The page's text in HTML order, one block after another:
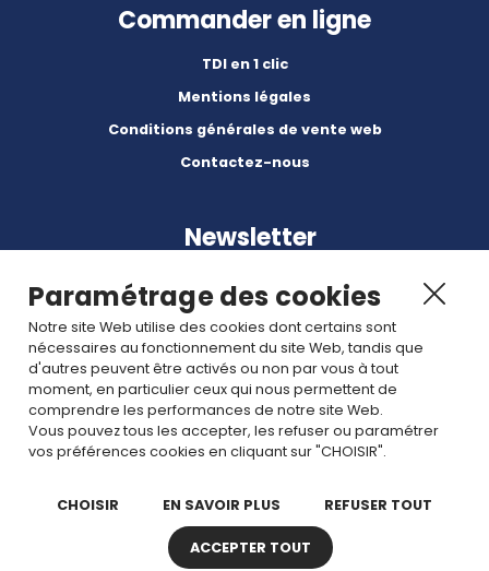
Commander en ligne
TDI en 1 clic
Mentions légales
Conditions générales de vente web
Contactez-nous
Newsletter
Abonnez-vous à nos dernières nouvelles et articles.
Rejoignez nous
Paramétrage des cookies
Notre site Web utilise des cookies dont certains sont
nécessaires au fonctionnement du site Web, tandis que
d'autres peuvent être activés ou non par vous à tout
moment, en particulier ceux qui nous permettent de
comprendre les performances de notre site Web.
Vous pouvez tous les accepter, les refuser ou paramétrer
vos préférences cookies en cliquant sur "CHOISIR".
CHOISIR EN SAVOIR PLUS REFUSER TOUT
ACCEPTER TOUT